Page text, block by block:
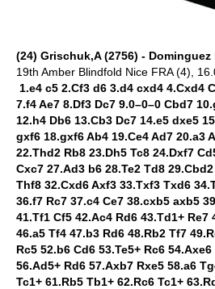
(24) Grischuk,A (2756) - Dominguez
19th Amber Blindfold Nice FRA (4),
1.e4 c5 2.Cf3 d6 3.d4 cxd4 4.Cxd4
7.f4 Ae7 8.Df3 Dc7 9.0–0–0 Cbd7
12.h4 Db6 13.Cb3 Dc7 14.e5 dxe5
gxf6 18.gxf6 Ab4 19.Ce4 Ad7 20.a3
22.Thd2 Rb8 23.Dh5 Tc8 24.Dxf7
Cxc7 27.Ad3 b6 28.Te2 Td8
Thf8 32.Cxd6 Axf3 33.Txf3 Txd6
36.f7 Rc7 37.c4 Ce7 38.cxb5 axb5
41.Tf1 Cf5 42.Ac4 Rd6 43.Td1+ Re7
46.a5 Tf4 47.b3 Rd6 48.Rb2 Tf7
Rc5 52.b6 Cd6 53.Te5+ Rc6
56.Ad5+ Rd6 57.Axb7 Rxe5 58.a6
Tc1+ 61.Rb5 Tb1+ 62.Rc6 Tc1+